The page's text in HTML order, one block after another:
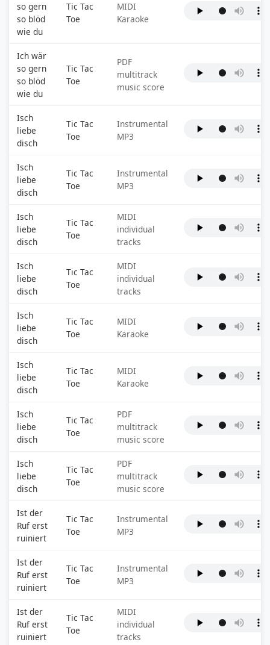
so gern
so blöd
wie du
Tic Tac
Toe
MIDI
Karaoke
Ich wär
so gern
so blöd
wie du
Tic Tac
Toe
PDF
multitrack
music score
Isch
liebe
disch
Tic Tac
Toe
Instrumental
MP3
Isch
liebe
disch
Tic Tac
Toe
Instrumental
MP3
Isch
liebe
disch
Tic Tac
Toe
MIDI
individual
tracks
Isch
liebe
disch
Tic Tac
Toe
MIDI
individual
tracks
Isch
liebe
disch
Tic Tac
Toe
MIDI
Karaoke
Isch
liebe
disch
Tic Tac
Toe
MIDI
Karaoke
Isch
liebe
disch
Tic Tac
Toe
PDF
multitrack
music score
Isch
liebe
disch
Tic Tac
Toe
PDF
multitrack
music score
Ist der
Ruf erst
ruiniert
Tic Tac
Toe
Instrumental
MP3
Ist der
Ruf erst
ruiniert
Tic Tac
Toe
Instrumental
MP3
Ist der
Ruf erst
ruiniert
Tic Tac
Toe
MIDI
individual
tracks